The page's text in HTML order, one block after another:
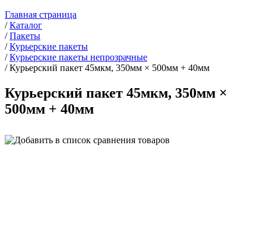
Главная страница
/ Каталог
/ Пакеты
/ Курьерские пакеты
/ Курьерские пакеты непрозрачные
/ Курьерский пакет 45мкм, 350мм × 500мм + 40мм
Курьерский пакет 45мкм, 350мм ×
500мм + 40мм